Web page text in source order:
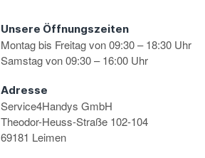
Unsere Öffnungszeiten
Montag bis Freitag von 09:30 – 18:30 Uhr
Samstag von 09:30 – 16:00 Uhr
Adresse
Service4Handys GmbH
Theodor-Heuss-Straße 102-104
69181 Leimen